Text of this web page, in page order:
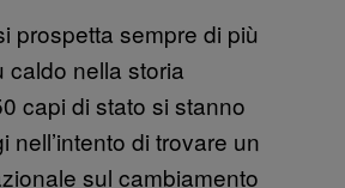
prospetta sempre di più
caldo nella storia
capi di stato si stanno
nell’intento di trovare un
sul cambiamento